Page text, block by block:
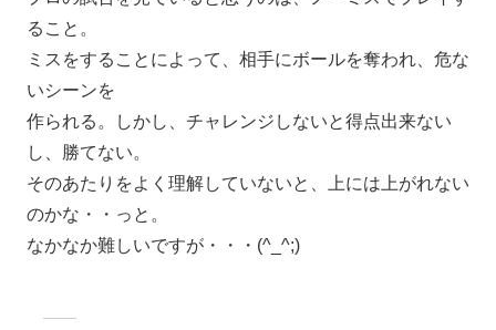
ること。
ミスをすることによって、相手にボールを奪われ、危な
いシーンを
作られる。しかし、チャレンジしないと得点出来ない
し、勝てない。
そのあたりをよく理解していないと、上には上がれない
のかな・・っと。
なかなか難しいですが・・・(^_^;)